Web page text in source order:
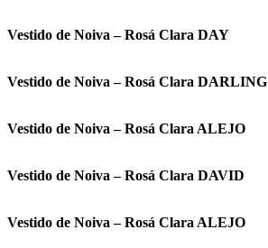
Vestido de Noiva – Rosá Clara DAY
Vestido de Noiva – Rosá Clara DARLING
Vestido de Noiva – Rosá Clara ALEJO
Vestido de Noiva – Rosá Clara DAVID
Vestido de Noiva – Rosá Clara ALEJO